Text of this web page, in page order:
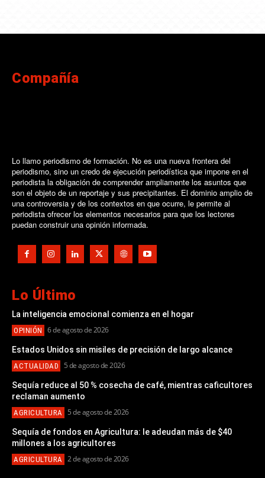
Compañía
Lo llamo periodismo de formación. No es una nueva frontera del
periodismo, sino un credo de ejecución periodística que impone en el
periodista la obligación de comprender ampliamente los asuntos que
son el objeto de un reportaje y sus precipitantes. El dominio amplio de
una controversia y de los contextos en que ocurre, le permite al
periodista ofrecer los elementos necesarios para que los lectores
puedan construir una opinión informada.
Lo Último
La inteligencia emocional comienza en el hogar
OPINIÓN 6 de agosto de 2026
Estados Unidos sin misiles de precisión de largo alcance
ACTUALIDAD 5 de agosto de 2026
Sequía reduce al 50 % cosecha de café, mientras caficultores
reclaman aumento
AGRICULTURA 5 de agosto de 2026
Sequía de fondos en Agricultura: le adeudan más de $40
millones a los agricultores
AGRICULTURA 2 de agosto de 2026